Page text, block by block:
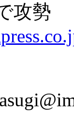
攻勢